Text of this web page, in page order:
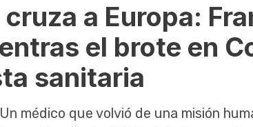
cruza a Europa:
el brote en
sanitaria
Un médico que volvió de una misión